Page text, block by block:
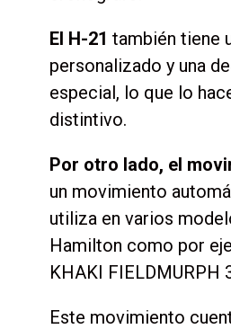
El H-21 también tiene
personalizado y una
especial, lo que lo
distintivo.
Por otro lado, el
un movimiento
utiliza en varios
Hamilton como por
KHAKI FIELDMURPH
Este movimiento